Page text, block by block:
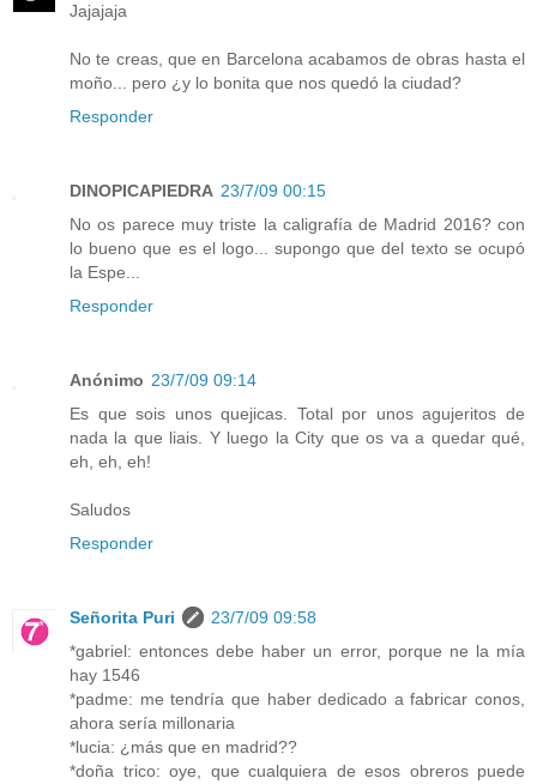
Jajajaja
No te creas, que en Barcelona acabamos de obras hasta el
moño... pero ¿y lo bonita que nos quedó la ciudad?
Responder
DINOPICAPIEDRA 23/7/09 00:15
No os parece muy triste la caligrafía de Madrid 2016? con
lo bueno que es el logo... supongo que del texto se ocupó
la Espe...
Responder
Anónimo 23/7/09 09:14
Es que sois unos quejicas. Total por unos agujeritos de
nada la que liais. Y luego la City que os va a quedar qué,
eh, eh, eh!
Saludos
Responder
Señorita Puri
23/7/09 09:58
*gabriel: entonces debe haber un error, porque ne la mía
hay 1546
*padme: me tendría que haber dedicado a fabricar conos,
ahora sería millonaria
*lucia: ¿más que en madrid??
*doña trico: oye, que cualquiera de esos obreros puede